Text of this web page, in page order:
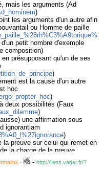
mais les arguments (Ad
)
les arguments d'un autre afin
ou Homme de paille
petit nombre d'exemple
composition)
présupposant qu'un de ses
)
est la cause d'un autre
hoc
)
deux possibilités (Faux
)
une affirmation sous
ignorantiam
)
la preuve sur celui qui remet en
la charge de la preuve
vont de paire lorsqu'il n'y a
(Non sequitur
parce qu'il est populaire, est
- - http://liens.vader.fr/?